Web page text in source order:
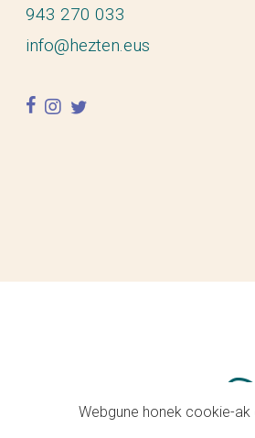
943 270 033
info@hezten.eus
facebook
instagram
twitter
Webgune honek cookie-